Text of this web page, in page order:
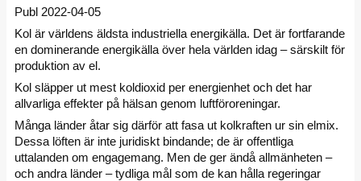
Publ 2022-04-05
Kol är världens äldsta industriella energikälla. Det är fortfarande
en dominerande energikälla över hela världen idag – särskilt för
produktion av el.
Kol släpper ut mest koldioxid per energienhet och det har
allvarliga effekter på hälsan genom luftföroreningar.
Många länder åtar sig därför att fasa ut kolkraften ur sin elmix.
Dessa löften är inte juridiskt bindande; de är offentliga
uttalanden om engagemang. Men de ger ändå allmänheten –
och andra länder – tydliga mål som de kan hålla regeringar